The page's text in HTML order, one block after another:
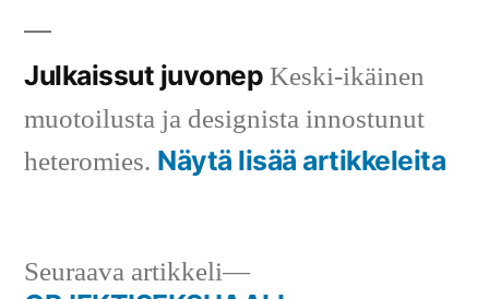
on
Julkaissut juvonep Keski-ikäinen
muotoilusta ja designista innostunut
heteromies. Näytä lisää artikkeleita
Seuraava artikkeli
Seuraava